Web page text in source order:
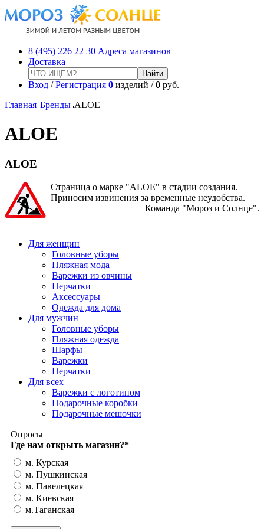
8 (495) 226 22 30 Адреса магазинов
Доставка
Вход /Регистрация 0 изделий /0 руб.
Главная Бренды ALOE
ALOE
ALOE
Страница о марке "ALOE" в стадии создания.
Приносим извинения за временные неудобства.
Команда "Мороз и Солнце".
Для женщин
Головные уборы
Пляжная мода
Варежки из овчины
Перчатки
Аксессуары
Одежда для дома
Для мужчин
Головные уборы
Пляжная одежда
Шарфы
Варежки
Перчатки
Для всех
Варежки с логотипом
Подарочные коробки
Подарочные мешочки
Опросы
Где нам открыть магазин?*
м. Курская
м. Пушкинская
м. Павелецкая
м. Киевская
м.Таганская